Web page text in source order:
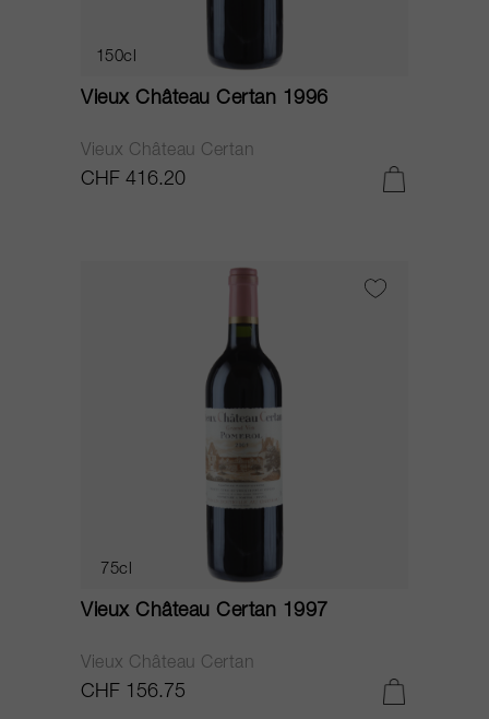
150cl
Vieux Château Certan 1996
Vieux Château Certan
CHF 416.20
75cl
Vieux Château Certan 1997
Vieux Château Certan
CHF 156.75